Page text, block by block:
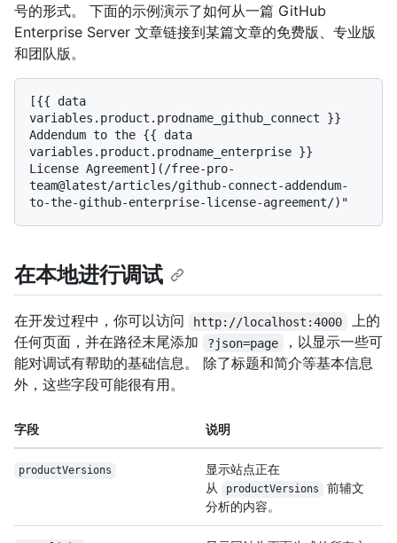
号的形式。 下面的示例演示了如何从一篇 GitHub
Enterprise Server 文章链接到某篇文章的免费版、专业版
和团队版。
[{{ data
variables.product.prodname_github_connect }}
Addendum to the {{ data
variables.product.prodname_enterprise }}
License Agreement](/free-pro-
team@latest/articles/github-connect-addendum-
在本地进行调试
在开发过程中，你可以访问 http://localhost:4000
上的
任何页面，并在路径末尾添加
?json=page
，以显示一些可
能对调试有帮助的基础信息。 除了标题和简介等基本信息
外，这些字段可能很有用。
字段 说明
productVersions
显示站点正在
从
productVersions
前辅文
分析的内容。